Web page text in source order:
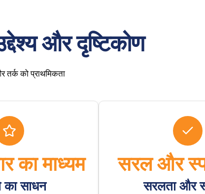
और दृष्टिकोण
को प्राथमिकता
का माध्यम
साधन
सरल और
सरलता और